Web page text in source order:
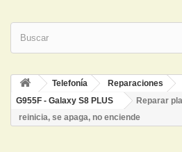
Telefonía Reparaciones
G955F - Galaxy S8 PLUS
Reparar
reinicia, se apaga, no enciende